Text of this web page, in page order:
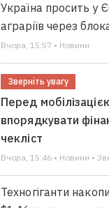
Україна просить у
аграріїв через
Вчора, 15:57 • Новини
Зверніть увагу
Перед
впорядкувати
чекліст
Вчора, 15:46 • Новини •
Техногіганти